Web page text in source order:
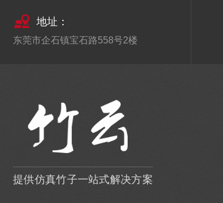
2020-12-24
价格，那么你就得先要
仿真植物在我国的运用，人们并不陌生，
其中当属仿真花的运用
效果就和绿色的植物是
地址：
东莞市企石镇宝石路558号2楼
提供仿真竹子一站式解决方案